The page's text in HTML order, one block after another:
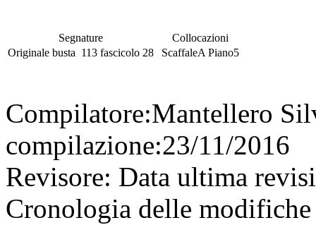
Segnature
Originale busta 113 fascicolo 28
Collocazioni
ScaffaleA Piano5
Compilatore:Mantellero
compilazione:23/11/2016
Revisore: Data ultima
Cronologia delle